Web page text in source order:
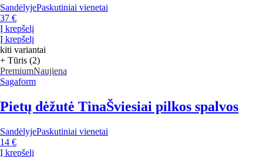
SandėlyjePaskutiniai vienetai
37 €
Į krepšelį
Į krepšelį
kiti variantai
+ Tūris (2)
PremiumNaujiena
Sagaform
Pietų dėžutė TinaŠviesiai pilkos spalvos
SandėlyjePaskutiniai vienetai
14 €
Į krepšelį